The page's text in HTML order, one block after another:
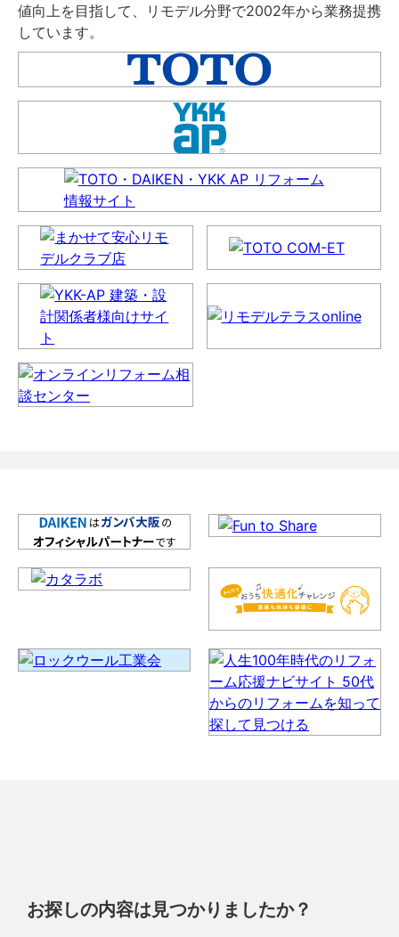
値向上を目指して、リモデル分野で2002年から業務提携
しています。
お探しの内容は見つかりましたか？